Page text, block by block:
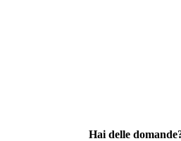
Hai delle